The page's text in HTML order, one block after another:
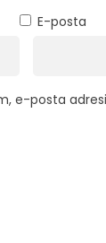
E-posta
e-posta